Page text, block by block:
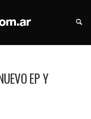
EP Y